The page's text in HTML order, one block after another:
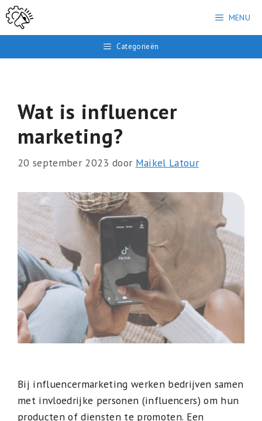
Ga
naar
inhoud
MENU
Categorieën
Wat is influencer
marketing?
20 september 2023 door Maikel Latour
Bij influencermarketing werken bedrijven samen
met invloedrijke personen (influencers) om hun
producten of diensten te promoten. Een